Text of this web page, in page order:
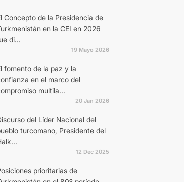
Concepto de la Presidencia de
en la CEI en 2026
di...
19 Mayo 2026
fomento de la paz y la
en el marco del
multila...
20 Jan 2026
del Líder Nacional del
turcomano, Presidente del
12 Dec 2025
prioritarias de